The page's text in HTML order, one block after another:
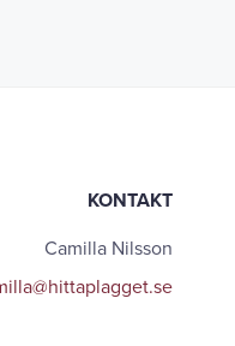
KONTAKT
Camilla Nilsson